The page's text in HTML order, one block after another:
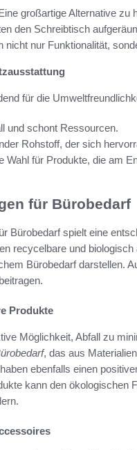
großartige Alternative zu
den Schreibtisch
nicht nur Funktionalität,
für die
und schont Ressourcen.
Rohstoff, der sich
Wahl für Produkte, die am
für Bürobedarf
Bürobedarf spielt eine
recycelbare und
Bürobedarf darstellen.
Produkte
Möglichkeit, Abfall zu
, das aus
ebenfalls einen
kann den ökologischen